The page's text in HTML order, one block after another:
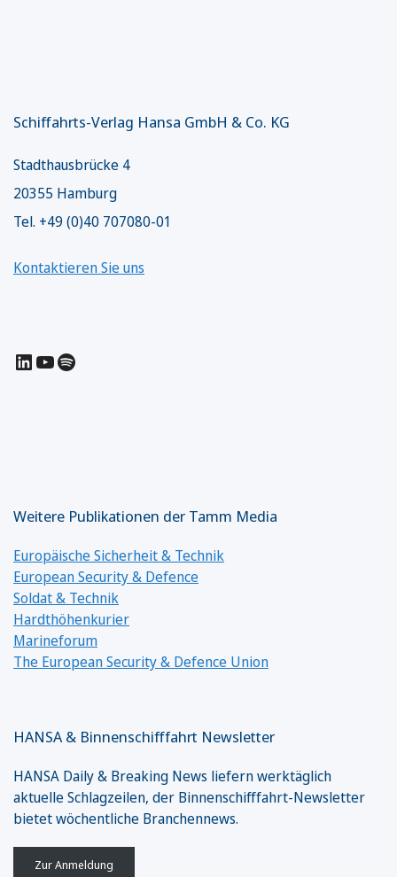
Schiffahrts-Verlag Hansa GmbH & Co. KG
Stadthausbrücke 4
20355 Hamburg
Tel. +49 (0)40 707080-01
Kontaktieren Sie uns
LinkedIn
YouTube
Spotify
Weitere Publikationen der Tamm Media
Europäische Sicherheit & Technik
European Security & Defence
Soldat & Technik
Hardthöhenkurier
Marineforum
The European Security & Defence Union
HANSA & Binnenschifffahrt Newsletter
HANSA Daily & Breaking News liefern werktäglich
aktuelle Schlagzeilen, der Binnenschifffahrt-Newsletter
bietet wöchentliche Branchennews.
Zur Anmeldung